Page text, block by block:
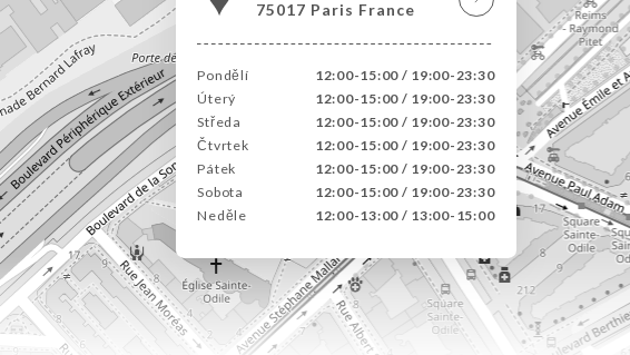
75017 Paris France
Pondělí
12:00-15:00 / 19:00-23:30
Úterý
12:00-15:00 / 19:00-23:30
Středa
12:00-15:00 / 19:00-23:30
Čtvrtek
12:00-15:00 / 19:00-23:30
Pátek
12:00-15:00 / 19:00-23:30
Sobota
12:00-15:00 / 19:00-23:30
Neděle
12:00-13:00 / 13:00-15:00